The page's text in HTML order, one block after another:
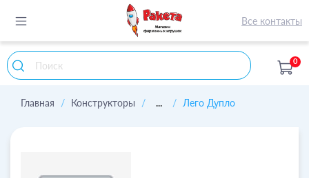
Все контакты
0
Главная Конструкторы ... Лего Дупло